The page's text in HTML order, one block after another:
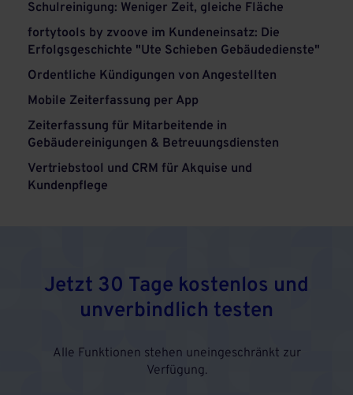
Schulreinigung: Weniger Zeit, gleiche Fläche
fortytools by zvoove im Kundeneinsatz: Die
Erfolgsgeschichte "Ute Schieben Gebäudedienste"
Ordentliche Kündigungen von Angestellten
Mobile Zeiterfassung per App
Zeiterfassung für Mitarbeitende in
Gebäudereinigungen & Betreuungsdiensten
Vertriebstool und CRM für Akquise und
Kundenpflege
Jetzt 30 Tage kostenlos und
unverbindlich testen
Alle Funktionen stehen uneingeschränkt zur
Verfügung.